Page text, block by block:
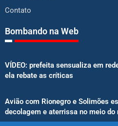
Contato
Bombando na Web
VÍDEO: prefeita sensualiza em
ela rebate as críticas
Avião com Rionegro e Solimões
decolagem e aterrissa no meio do